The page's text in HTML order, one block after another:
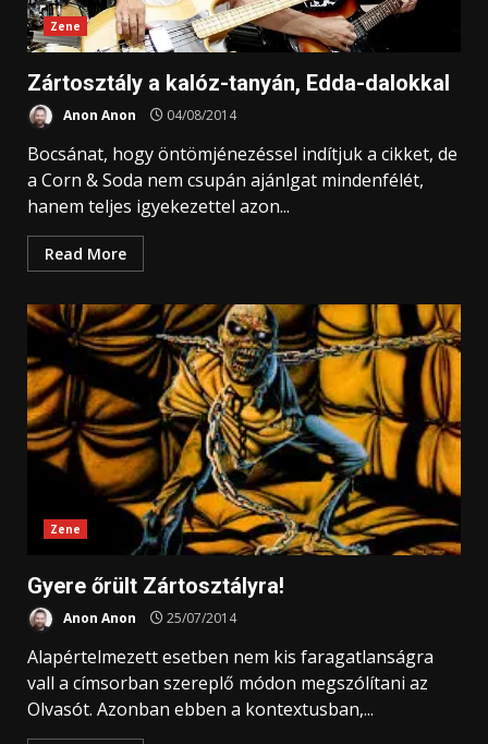
Zene
Zártosztály a kalóz-tanyán, Edda-dalokkal
Anon Anon 04/08/2014
Bocsánat, hogy öntömjénezéssel indítjuk a cikket, de
a Corn & Soda nem csupán ajánlgat mindenfélét,
hanem teljes igyekezettel azon...
Read More
Zene
Gyere őrült Zártosztályra!
Anon Anon 25/07/2014
Alapértelmezett esetben nem kis faragatlanságra
vall a címsorban szereplő módon megszólítani az
Olvasót. Azonban ebben a kontextusban,...